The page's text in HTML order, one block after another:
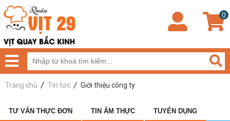
0
Trang chủ Tin tức Giới thiệu công ty
TƯ VẤN THỰC ĐƠN TIN ẨM THỰC TUYỂN DỤNG